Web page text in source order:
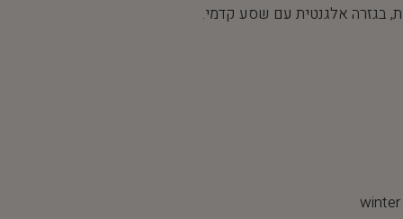
בגזרה אלגנטית עם שסע קדמי.